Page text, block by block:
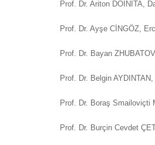
Prof. Dr. Ariton DOINITA,
Prof. Dr. Ayşe CİNGÖZ,
Prof. Dr. Bayan
Prof. Dr. Belgin
Prof. Dr. Boraş Smailoviçti
Prof. Dr. Burçin Cevdet